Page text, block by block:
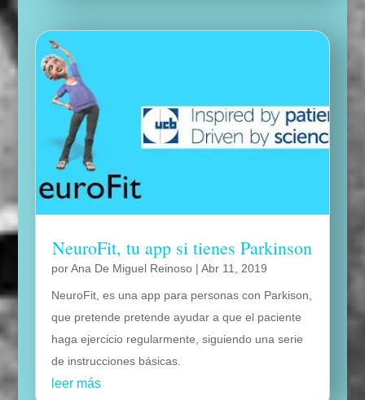
NeuroFit, tu app si tienes Parkinson
porAna De Miguel Reinoso| Abr 11, 2019
NeuroFit, es una app para personas con Parkison,
que pretende pretende ayudar a que el paciente
haga ejercicio regularmente, siguiendo una serie
de instrucciones básicas.
leer más